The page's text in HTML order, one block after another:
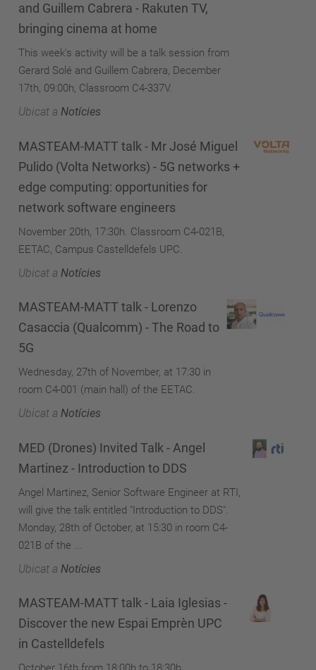
and Guillem Cabrera - Rakuten TV,
bringing cinema at home
This week's activity will be a talk session from
Gerard Solé and Guillem Cabrera, December
17th, 09:00h, Classroom C4-337V.
Ubicat a Notícies
MASTEAM-MATT talk - Mr José Miguel
Pulido (Volta Networks) - 5G networks +
edge computing: opportunities for
network software engineers
November 20th, 17:30h. Classroom C4-021B,
EETAC, Campus Castelldefels UPC.
Ubicat a Notícies
MASTEAM-MATT talk - Lorenzo
Casaccia (Qualcomm) - The Road to
5G
Wednesday, 27th of November, at 17:30 in
room C4-001 (main hall) of the EETAC.
Ubicat a Notícies
MED (Drones) Invited Talk - Angel
Martinez - Introduction to DDS
Angel Martinez, Senior Software Engineer at RTI,
will give the talk entitled "Introduction to DDS".
Monday, 28th of October, at 15:30 in room C4-
021B of the ...
Ubicat a Notícies
MASTEAM-MATT talk - Laia Iglesias -
Discover the new Espai Emprèn UPC
in Castelldefels